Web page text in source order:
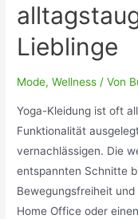
Lieblinge
Mode,Wellness / Von
Yoga-Kleidung ist oft
Funktionalität
vernachlässigen. Die
entspannten Schnitte
Bewegungsfreiheit
Home Office oder